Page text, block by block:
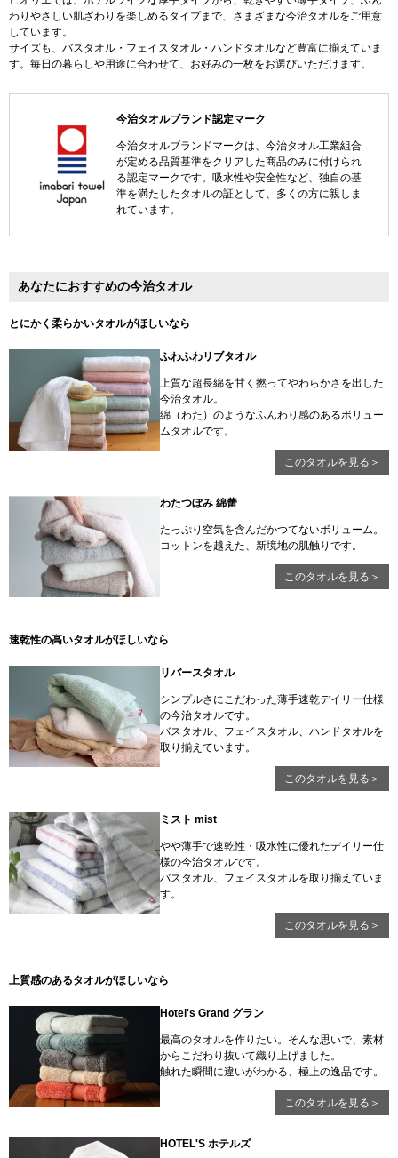
わりやさしい肌ざわりを楽しめるタイプまで、さまざまな今治タオルをご用意
しています。
サイズも、バスタオル・フェイスタオル・ハンドタオルなど豊富に揃えていま
す。毎日の暮らしや用途に合わせて、お好みの一枚をお選びいただけます。
今治タオルブランド認定マーク
今治タオルブランドマークは、今治タオル工業組合
が定める品質基準をクリアした商品のみに付けられ
る認定マークです。吸水性や安全性など、独自の基
準を満たしたタオルの証として、多くの方に親しま
れています。
あなたにおすすめの今治タオル
とにかく柔らかいタオルがほしいなら
ふわふわリブタオル
上質な超長綿を甘く撚ってやわらかさを出した
今治タオル。
綿（わた）のようなふんわり感のあるボリュー
ムタオルです。
このタオルを見る＞
わたつぼみ 綿蕾
たっぷり空気を含んだかつてないボリューム。
コットンを越えた、新境地の肌触りです。
このタオルを見る＞
速乾性の高いタオルがほしいなら
リバースタオル
シンプルさにこだわった薄手速乾デイリー仕様
の今治タオルです。
バスタオル、フェイスタオル、ハンドタオルを
取り揃えています。
このタオルを見る＞
ミスト mist
やや薄手で速乾性・吸水性に優れたデイリー仕
様の今治タオルです。
バスタオル、フェイスタオルを取り揃えていま
す。
このタオルを見る＞
上質感のあるタオルがほしいなら
Hotel's Grand グラン
最高のタオルを作りたい。そんな思いで、素材
からこだわり抜いて織り上げました。
触れた瞬間に違いがわかる、極上の逸品です。
このタオルを見る＞
HOTEL'S ホテルズ